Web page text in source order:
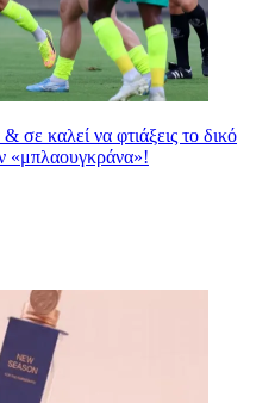
καλεί να φτιάξεις το δικό
«μπλαουγκράνα»!